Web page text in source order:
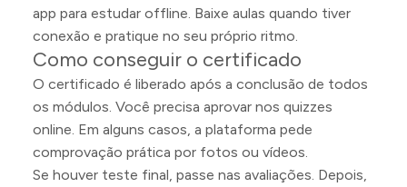
app para estudar offline. Baixe aulas quando tiver
conexão e pratique no seu próprio ritmo.
Como conseguir o certificado
O certificado é liberado após a conclusão de todos
os módulos. Você precisa aprovar nos quizzes
online. Em alguns casos, a plataforma pede
comprovação prática por fotos ou vídeos.
Se houver teste final, passe nas avaliações. Depois,